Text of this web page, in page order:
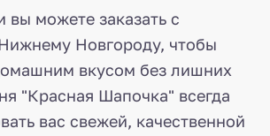
вы можете заказать с
Новгороду, чтобы
вкусом без лишних
"Красная Шапочка" всегда
вас свежей, качественной